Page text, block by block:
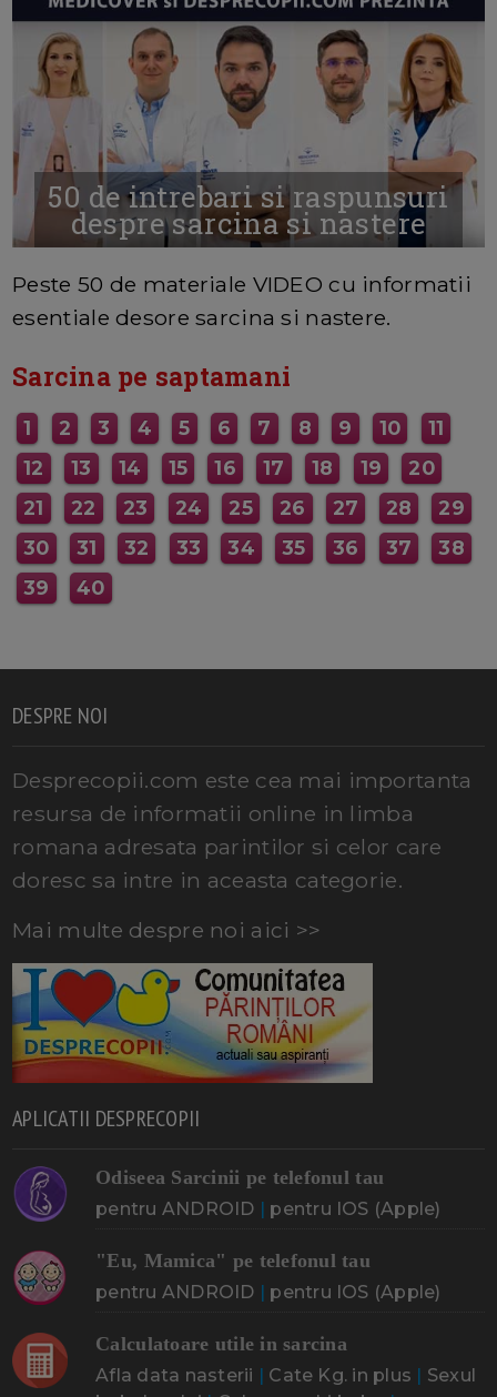
50 de intrebari si raspunsuri
despre sarcina si nastere
Peste 50 de materiale VIDEO cu informatii
esentiale desore sarcina si nastere.
Sarcina pe saptamani
1 2 3 4 5 6 7 8 9 10
11
12
13 14 15 16 17 18 19
20
21
22 23 24 25 26 27 28
29
30
31 32 33 34 35 36 37
38
39
40
DESPRE NOI
Desprecopii.com este cea mai importanta
resursa de informatii online in limba
romana adresata parintilor si celor care
doresc sa intre in aceasta categorie.
Mai multe despre noi aici >>
APLICATII DESPRECOPII
Odiseea Sarcinii pe telefonul tau
pentru ANDROID | pentru IOS (Apple)
"Eu, Mamica" pe telefonul tau
pentru ANDROID | pentru IOS (Apple)
Calculatoare utile in sarcina
Afla data nasterii | Cate Kg. in plus | Sexul